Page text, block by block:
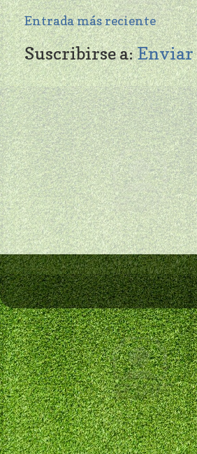
Entrada más reciente
Suscribirse a:Enviar